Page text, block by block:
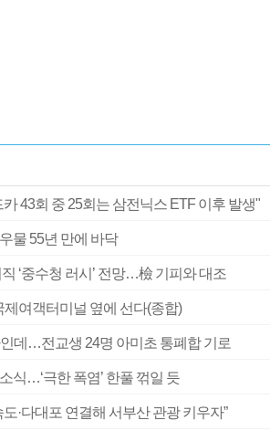
43회 중 25회는 삼전닉스 ETF 이후 발생"
물 55년 만에 바닥
‘중수청 러시’ 전망…檢 기피와 대조
제여객터미널 옆에 선다(종합)
데…전교생 24명 아미초 통폐합 기로
식…‘극한 폭염’ 한풀 꺾일 듯
·다대포 연결해 서부산 관광 키우자”